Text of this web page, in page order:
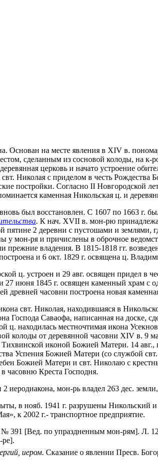
Основан на месте явления в XIV в.
сделанным из сосновой колоды, на
церковь и начато устроение
Николая с приделом в честь Рождества
постройки. Согласно II
каменная Никольская ц. и
был восстановлен. С 1607 по 1663 г.
. К нач. XVII в. мон-рю
2 деревни с пустошами и землями,
у мон-ря и причислены в оброчное
владения. В 1815-1818 гг.
и 6 окт. 1829 г. освящена ц.
ц. устроен и 29 авг. освящен придел в
27 июня 1845 г. освящен каменный храм с
древней часовни построена новая
свт. Николая, находившаяся в
Господа Саваофа, написанная на доске,
ц. находилась местночтимая икона
колоды от деревянной часовни XIV в. 9
иконой Божией Матери. 14
Успения Божией Матери (со службой
Божией Матери и свт. Николаю с
часовню Креста Господня.
иеродиакона, мон-рь владел 263 дес.
в нояб. 1941 г. разрушены
к 2002 г.- транспортное предприятие.
391 [Вед. по упраздненным мон-рям]. Л.
ре].
иером. Сказание о явлении Пресв.